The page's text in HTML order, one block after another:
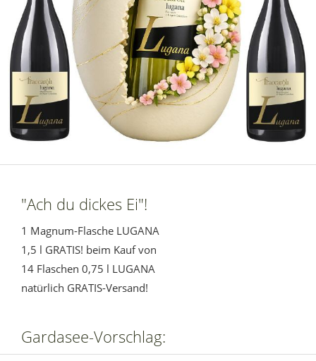
"Ach du dickes Ei"!
1 Magnum-Flasche LUGANA
1,5 l GRATIS! beim Kauf von
14 Flaschen 0,75 l LUGANA
natürlich GRATIS-Versand!
Gardasee-Vorschlag: